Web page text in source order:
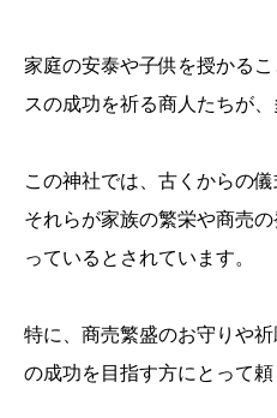
家庭の安泰や子供を授かる
スの成功を祈る商人たちが、
この神社では、古くからの
それらが家族の繁栄や商売
っているとされています。
特に、商売繁盛のお守りや
の成功を目指す方にとって頼